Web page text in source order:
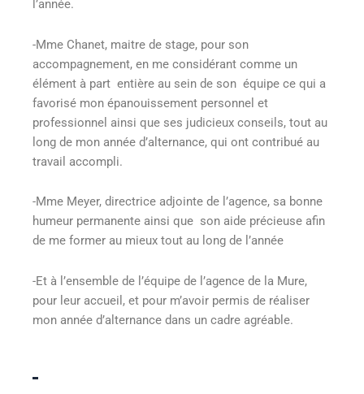
l’année.
-Mme Chanet, maitre de stage, pour son
accompagnement, en me considérant comme un
élément à part entière au sein de son équipe ce qui a
favorisé mon épanouissement personnel et
professionnel ainsi que ses judicieux conseils, tout au
long de mon année d’alternance, qui ont contribué au
travail accompli.
-Mme Meyer, directrice adjointe de l’agence, sa bonne
humeur permanente ainsi que son aide précieuse afin
de me former au mieux tout au long de l’année
-Et à l’ensemble de l’équipe de l’agence de la Mure,
pour leur accueil, et pour m’avoir permis de réaliser
mon année d’alternance dans un cadre agréable.